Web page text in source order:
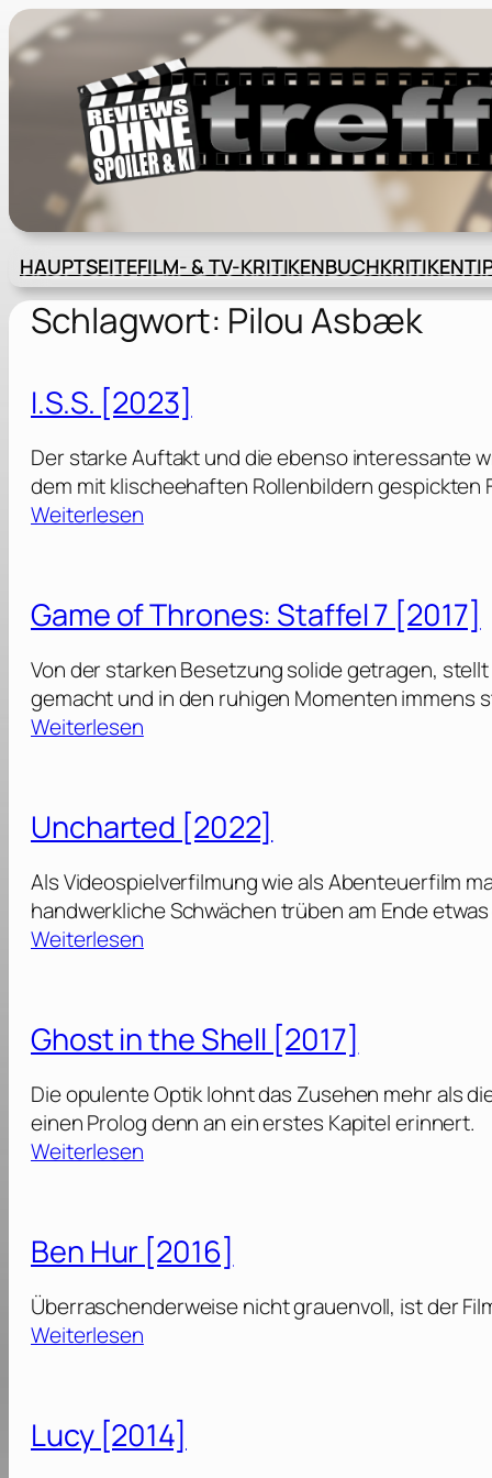
Zum
Inhalt
springen
HAUPTSEITEFILM- & TV-KRITIKENBUCHKRITIKEN
Schlagwort: Pilou Asbæk
I.S.S. [2023]
Der starke Auftakt und die ebenso interessante
dem mit klischeehaften Rollenbildern gespickten
Weiterlesen:
S
.
S
.
[
2
3
Game of Thrones: Staffel 7 [2017]
Von der starken Besetzung solide getragen,
gemacht und in den ruhigen Momenten immens
Weiterlesen:
e
f
T
h
n
s
:
S
f
f
e
l
2
Uncharted [2022]
Als Videospielverfilmung wie als Abenteuerfilm
handwerkliche Schwächen trüben am Ende
Weiterlesen:
c
h
r
t
e
2
2
Ghost in the Shell [2017]
Die opulente Optik lohnt das Zusehen mehr als
einen Prolog denn an ein erstes Kapitel erinnert.
Weiterlesen:
o
s
i
n
e
Ben Hur [2016]
Überraschenderweise nicht grauenvoll, ist der
Weiterlesen:
n
H
Lucy [2014]